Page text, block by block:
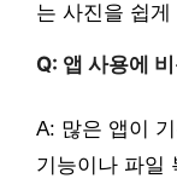
는 사진을 쉽
Q: 앱 사용에
A: 많은 앱이
기능이나 파일